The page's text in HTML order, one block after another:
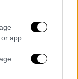
app.
αλλαγή
της ΑΑΔΕ